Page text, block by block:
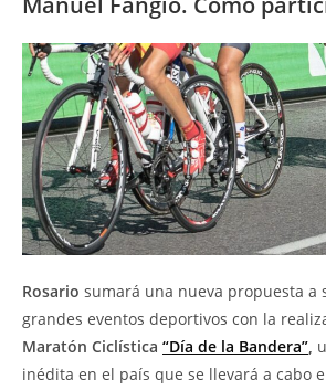
Rosario sumará una nueva propuesta a
grandes eventos deportivos con la
Maratón Ciclística “Día de la Bandera”,
inédita en el país que se llevará a cabo